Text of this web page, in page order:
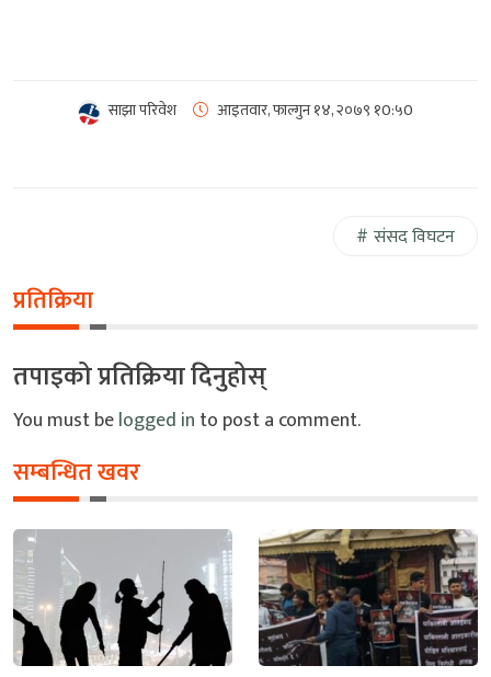
साझा परिवेश आइतवार, फाल्गुन १४, २०७९ १0:५0
संसद विघटन
प्रतिक्रिया
तपाइको प्रतिक्रिया दिनुहोस्
You must belogged in to post a comment.
सम्बन्धित खवर